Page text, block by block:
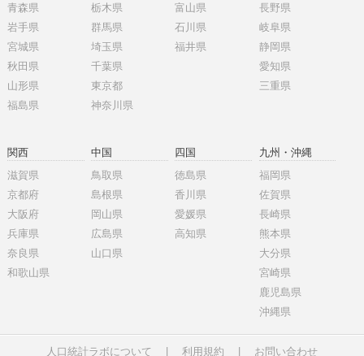
青森県
岩手県
宮城県
秋田県
山形県
福島県
栃木県
群馬県
埼玉県
千葉県
東京都
神奈川県
富山県
石川県
福井県
長野県
岐阜県
静岡県
愛知県
三重県
関西
滋賀県
京都府
大阪府
兵庫県
奈良県
和歌山県
中国
鳥取県
島根県
岡山県
広島県
山口県
四国
徳島県
香川県
愛媛県
高知県
九州・沖縄
福岡県
佐賀県
長崎県
熊本県
大分県
宮崎県
鹿児島県
沖縄県
人口統計ラボについて 利用規約 お問い合わせ